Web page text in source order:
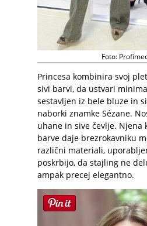
Foto:
Princesa kombinira svoj
sivi barvi, da ustvari
sestavljen iz bele bluze in
naborki znamke Sézane.
uhane in sive čevlje. Njena
barve daje brezrokavniku
različni materiali,
poskrbijo, da stajling ne
ampak precej elegantno.